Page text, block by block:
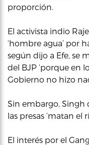
proporción.
El activista indio
‘hombre agua’ por
según dijo a Efe, se
del BJP ‘porque en
Gobierno no hizo
Sin embargo,
las presas ‘matan el
El interés por el